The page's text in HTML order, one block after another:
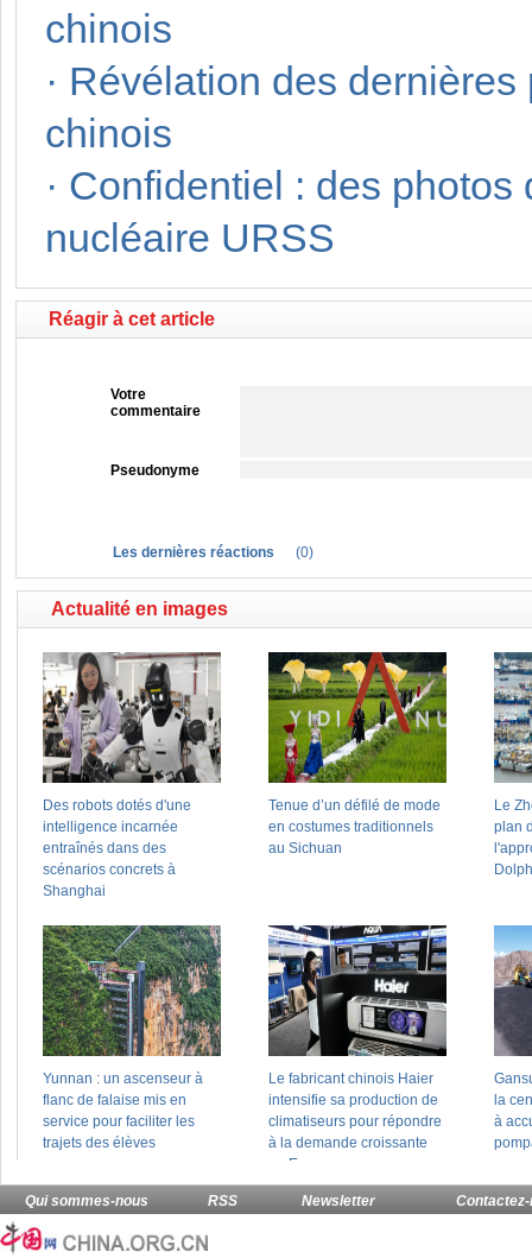
chinois
· Révélation des
chinois
· Confidentiel : des
nucléaire URSS
Réagir à cet article
Votre
commentaire
Pseudonyme
Les dernières réactions (0)